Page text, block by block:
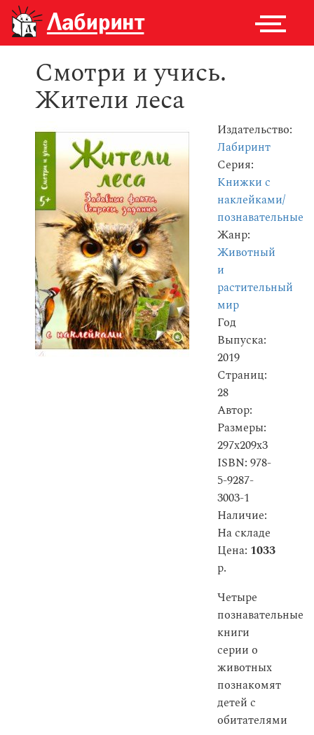
Смотри и учись.
Жители леса
Издательство:
Лабиринт
Серия:
Книжки с
наклейками/
познавательные
Жанр:
Животный
и
растительный
мир
Год
Выпуска:
2019
Страниц:
28
Автор:
Размеры:
297x209x3
ISBN: 978-
5-9287-
3003-1
Наличие:
На складе
Цена: 1033
р.
Четыре
познавательные
книги
серии о
животных
познакомят
детей с
обитателями